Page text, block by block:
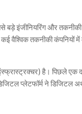
इंजीनियरिंग और तकनीकी
कई वैश्विक तकनीकी
इंस्फ्रास्ट्रक्चर) है। पिछले
प्लेटफॉर्म ने डिजिटल